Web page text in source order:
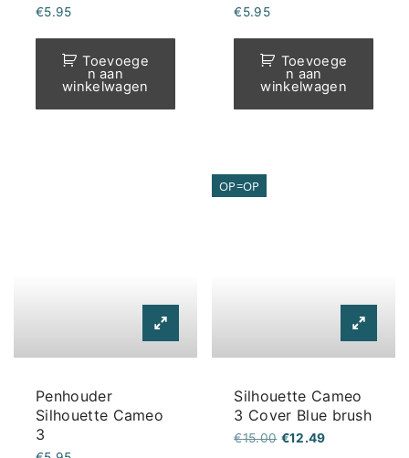
€5.95
Toevoege
n aan
winkelwagen
€5.95
Toevoege
n aan
winkelwagen
Penhouder
Silhouette Cameo
3
OP=OP
Silhouette Cameo
3 Cover Blue brush
€15.00 Oorspronkelijke
€12.49Huidige